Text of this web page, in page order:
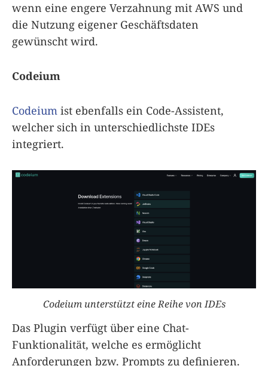
wenn eine engere Verzahnung mit AWS und
die Nutzung eigener Geschäftsdaten
gewünscht wird.
Codeium
Codeium ist ebenfalls ein Code-Assistent,
welcher sich in unterschiedlichste IDEs
integriert.
Codeium unterstützt eine Reihe von IDEs
Das Plugin verfügt über eine Chat-
Funktionalität, welche es ermöglicht
Anforderungen bzw. Prompts zu definieren.